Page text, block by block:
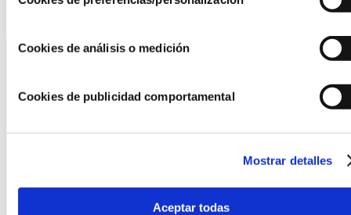
Cookies de análisis o medición
Cookies de publicidad comportamental
Mostrar detalles
Aceptar todas
La AEF